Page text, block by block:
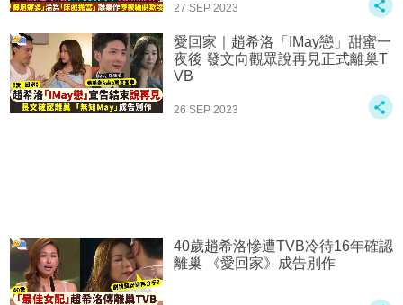
27 SEP 2023
愛回家｜趙希洛「IMay戀」甜蜜一
夜後 發文向觀眾說再見正式離巢T
VB
26 SEP 2023
40歲趙希洛慘遭TVB冷待16年確認
離巢 《愛回家》成告別作